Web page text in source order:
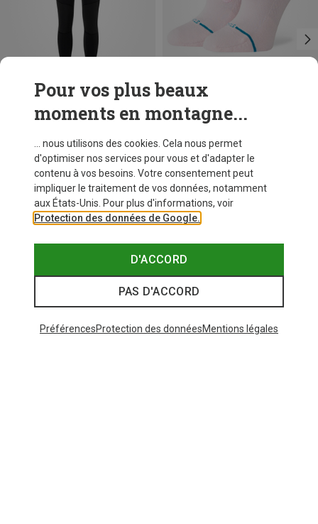
Vous économisez 48%
Stance
Chaussettes Icon No Show femme
CHF 11,20
35|36|37 38|39|40|41|42
Pour vos plus beaux
moments en montagne...
... nous utilisons des cookies. Cela nous permet
d'optimiser nos services pour vous et d'adapter le
contenu à vos besoins. Votre consentement peut
impliquer le traitement de vos données, notamment
aux États-Unis. Pour plus d'informations, voir
Protection des données de Google.
D'ACCORD
PAS D'ACCORD
PréférencesProtection des donnéesMentions légales